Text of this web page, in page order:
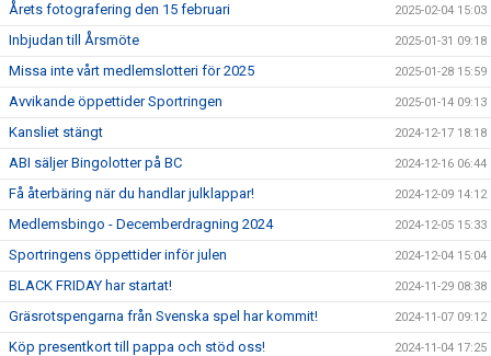
Årets fotografering den 15 februari 2025-02-04 15:03
Inbjudan till Årsmöte 2025-01-31 09:18
Missa inte vårt medlemslotteri för 2025 2025-01-28 15:59
Avvikande öppettider Sportringen 2025-01-14 09:13
Kansliet stängt 2024-12-17 18:18
ABI säljer Bingolotter på BC 2024-12-16 06:44
Få återbäring när du handlar julklappar! 2024-12-09 14:12
Medlemsbingo - Decemberdragning 2024 2024-12-05 15:33
Sportringens öppettider inför julen 2024-12-04 15:04
BLACK FRIDAY har startat! 2024-11-29 08:38
Gräsrotspengarna från Svenska spel har kommit! 2024-11-07 09:12
Köp presentkort till pappa och stöd oss! 2024-11-04 17:25